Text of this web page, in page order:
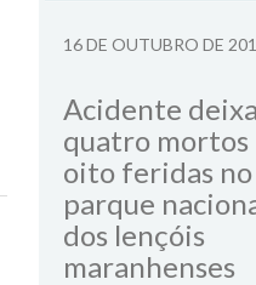
16 DE OUTUBRO DE
Acidente
quatro mortos
oito feridas no
parque
dos lençóis
maranhenses